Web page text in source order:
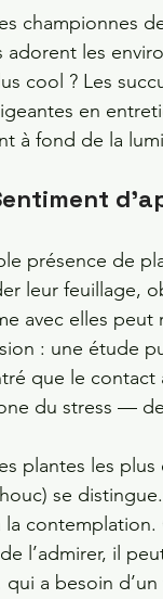
championnes
adorent les
cool ? Les
en
à fond de la
présence de
leur feuillage,
avec elles peut
: une étude
que le contact
du stress —
plantes les
se
la
l’admirer, il
a besoin